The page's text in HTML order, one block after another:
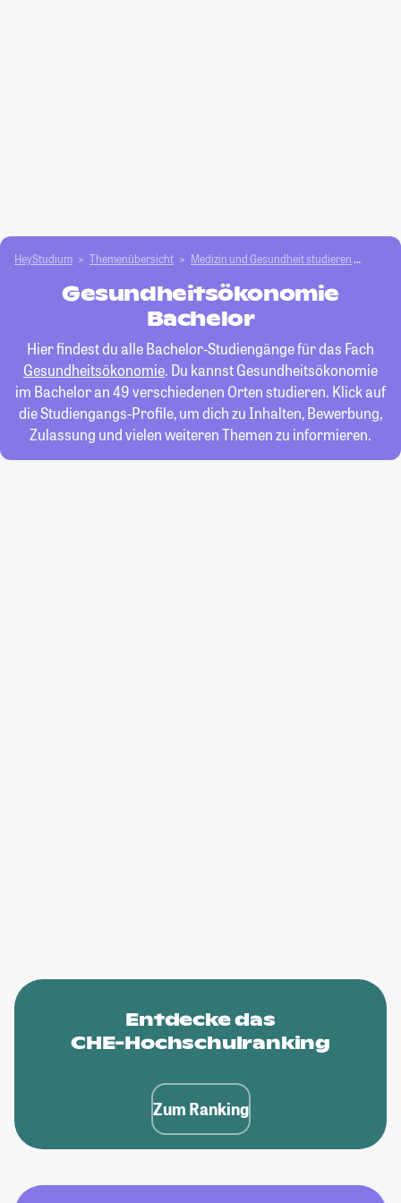
HeyStudium Themenübersicht Medizin und Gesundheit studieren
Gesundheitsökonomie
Bachelor
Hier findest du alle Bachelor-Studiengänge für das Fach
Gesundheitsökonomie. Du kannst Gesundheitsökonomie
im Bachelor an 49 verschiedenen Orten studieren. Klick auf
die Studiengangs-Profile, um dich zu Inhalten, Bewerbung,
Zulassung und vielen weiteren Themen zu informieren.
Entdecke das
CHE-Hochschulranking
Zum Ranking